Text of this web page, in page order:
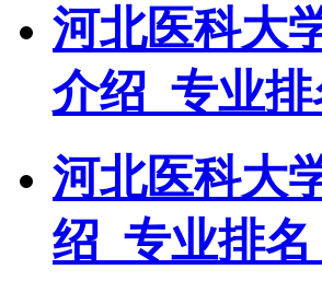
河北医科大
介绍_专业
河北医科大
绍_专业排